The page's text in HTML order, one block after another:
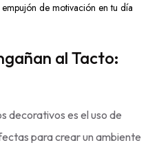
de motivación en tu día
al Tacto:
decorativos es el uso de
para crear un ambiente